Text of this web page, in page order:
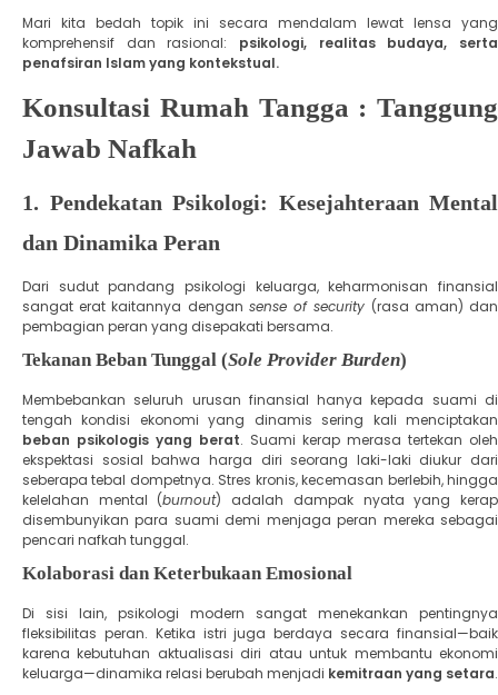
​Mari kita bedah topik ini secara mendalam lewat lensa yang
komprehensif dan rasional: psikologi, realitas budaya, serta
penafsiran Islam yang kontekstual.
Konsultasi Rumah Tangga : Tanggung
Jawab Nafkah
​1. Pendekatan Psikologi: Kesejahteraan Mental
dan Dinamika Peran
​Dari sudut pandang psikologi keluarga, keharmonisan finansial
sangat erat kaitannya dengan sense of security (rasa aman) dan
pembagian peran yang disepakati bersama.
​Tekanan Beban Tunggal (Sole Provider Burden)
​Membebankan seluruh urusan finansial hanya kepada suami di
tengah kondisi ekonomi yang dinamis sering kali menciptakan
beban psikologis yang berat. Suami kerap merasa tertekan oleh
ekspektasi sosial bahwa harga diri seorang laki-laki diukur dari
seberapa tebal dompetnya. Stres kronis, kecemasan berlebih, hingga
kelelahan mental (burnout) adalah dampak nyata yang kerap
disembunyikan para suami demi menjaga peran mereka sebagai
pencari nafkah tunggal.
​Kolaborasi dan Keterbukaan Emosional
​Di sisi lain, psikologi modern sangat menekankan pentingnya
fleksibilitas peran. Ketika istri juga berdaya secara finansial—baik
karena kebutuhan aktualisasi diri atau untuk membantu ekonomi
keluarga—dinamika relasi berubah menjadi kemitraan yang setara.